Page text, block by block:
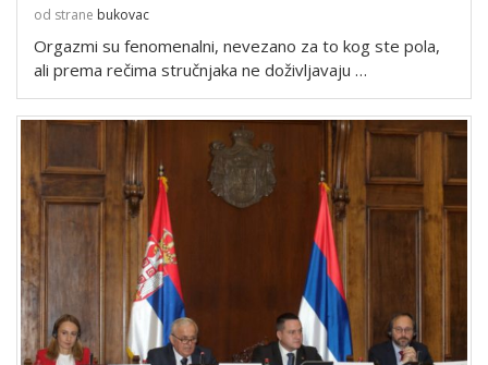
od strane bukovac
Orgazmi su fenomenalni, nevezano za to kog ste pola,
ali prema rečima stručnjaka ne doživljavaju …